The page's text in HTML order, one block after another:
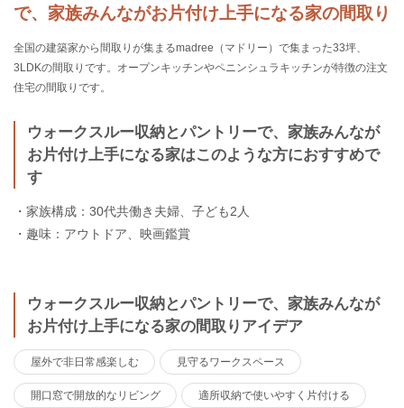
で、家族みんながお片付け上手になる家の間取り
全国の建築家から間取りが集まるmadree（マドリー）で集まった33坪、
3LDKの間取りです。オープンキッチンやペニンシュラキッチンが特徴の注文
住宅の間取りです。
ウォークスルー収納とパントリーで、家族みんなが
お片付け上手になる家はこのような方におすすめで
す
・家族構成：30代共働き夫婦、子ども2人
・趣味：アウトドア、映画鑑賞
ウォークスルー収納とパントリーで、家族みんなが
お片付け上手になる家の間取りアイデア
屋外で非日常感楽しむ 見守るワークスペース
開口窓で開放的なリビング 適所収納で使いやすく片付ける